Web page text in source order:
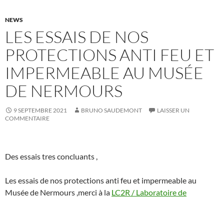
NEWS
LES ESSAIS DE NOS
PROTECTIONS ANTI FEU ET
IMPERMEABLE AU MUSÉE
DE NERMOURS
9 SEPTEMBRE 2021 BRUNO SAUDEMONT
LAISSER UN
COMMENTAIRE
Des essais tres concluants ,
Les essais de nos protections anti feu et impermeable au
Musée de Nermours ,merci à la LC2R / Laboratoire de